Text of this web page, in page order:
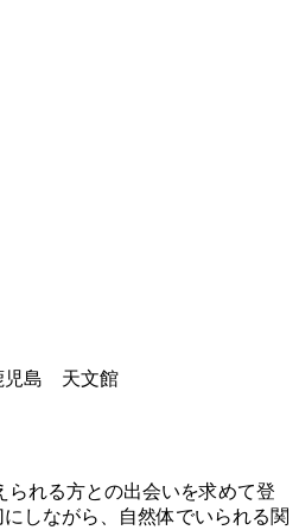
児島 天文館
られる方との出会いを求めて登
しながら、自然体でいられる関